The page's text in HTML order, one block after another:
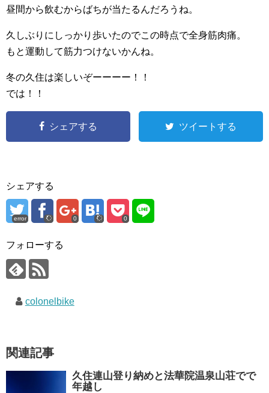
昼間から飲むからばちが当たるんだろうね。
久しぶりにしっかり歩いたのでこの時点で全身筋肉痛。
もと運動して筋力つけないかんね。
冬の久住は楽しいぞーーーー！！
では！！
シェアする ツイートする
シェアする
error 0 0
フォローする
colonelbike
関連記事
久住連山登り納めと法華院温泉山荘でで
年越し